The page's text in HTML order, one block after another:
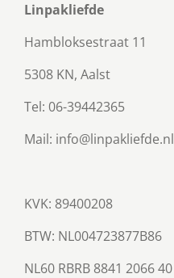
Linpakliefde
Hambloksestraat 11
5308 KN, Aalst
Tel: 06-39442365
Mail: info@linpakliefde.nl
KVK: 89400208
BTW: NL004723877B86
NL60 RBRB 8841 2066 40